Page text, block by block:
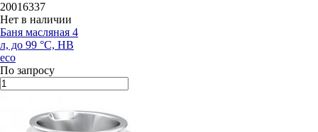
20016337
Нет в наличии
Баня масляная 4
л, до 99 °С, HB
eco
По запросу